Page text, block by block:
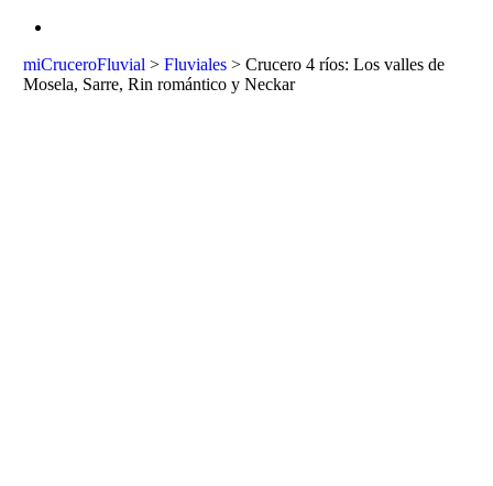
miCruceroFluvial >Fluviales >Crucero 4 ríos: Los valles de
Mosela, Sarre, Rin romántico y Neckar